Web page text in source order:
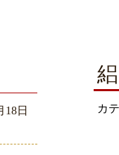
18日
カ